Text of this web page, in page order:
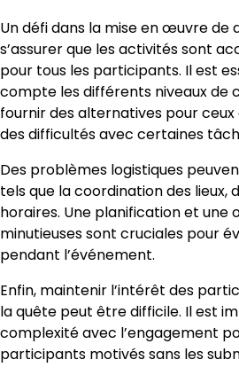
Un défi dans la mise en œuvre de
s’assurer que les activités sont
pour tous les participants. Il est
compte les différents niveaux de
fournir des alternatives pour
des difficultés avec certaines
Des problèmes logistiques
tels que la coordination des lieux,
horaires. Une planification et une
minutieuses sont cruciales pour
pendant l’événement.
Enfin, maintenir l’intérêt des
la quête peut être difficile. Il est
complexité avec l’engagement
participants motivés sans les